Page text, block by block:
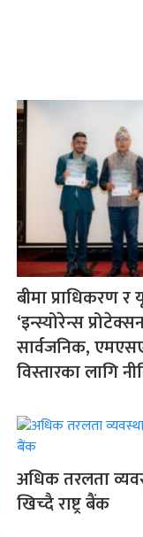
बीमा प्राधिकरण र
‘इन्स्योरेन्स
सार्वजनिक,
विस्तारका लागि
अधिक तरलता
खिच्दै राष्ट्र बैंक